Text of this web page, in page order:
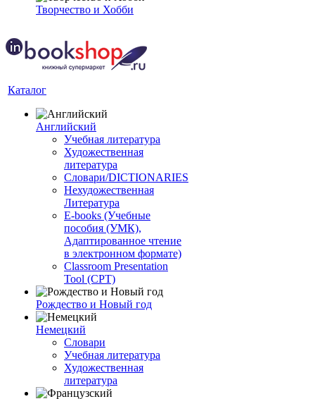
Творчество и Хобби
Каталог
Английский
Учебная литература
Художественная
литература
Словари/DICTIONARIES
Нехудожественная
Литература
E-books (Учебные
пособия (УМК),
Адаптированное чтение
в электронном формате)
Classroom Presentation
Tool (CPT)
Рождество и Новый год
Немецкий
Словари
Учебная литература
Художественная
литература